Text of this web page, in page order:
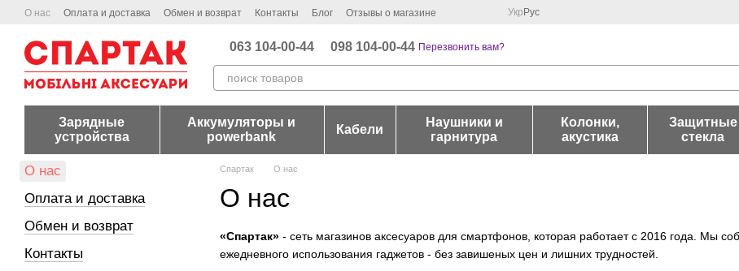
Перейти к основному контенту
О нас Оплата и доставка Обмен и возврат Контакты Блог Отзывы о магазине Укр Рус
063 104-00-44 098 104-00-44 Перезвонить вам?
Зарядные
устройства
Аккумуляторы и
powerbank
Кабели
Наушники и
гарнитура
Колонки,
акустика
Защитные
стекла
Спартак О нас
О нас
«Спартак» - сеть магазинов аксесуаров для смартфонов, которая работает с 2016 года. Мы
ежедневного использования гаджетов - без завишеных цен и лишних трудностей.
О нас
Оплата и доставка
Обмен и возврат
Контакты